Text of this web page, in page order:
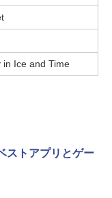
in Ice and Time
ストアプリとゲー